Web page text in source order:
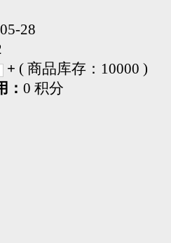
28
+ ( 商品库存： 10000 )
： 0 积分